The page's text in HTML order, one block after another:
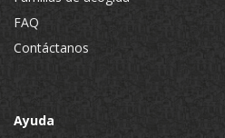
FAQ
Contáctanos
Ayuda